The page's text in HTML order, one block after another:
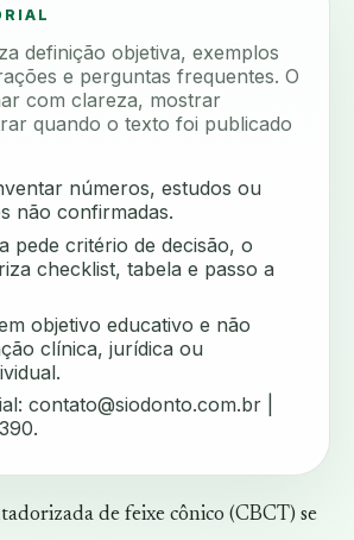
definição objetiva, exemplos
e perguntas frequentes. O
com clareza, mostrar
quando o texto foi publicado
números, estudos ou
não confirmadas.
pede critério de decisão, o
checklist, tabela e passo a
objetivo educativo e não
clínica, jurídica ou
contato@siodonto.com.br
de feixe cônico (CBCT) se